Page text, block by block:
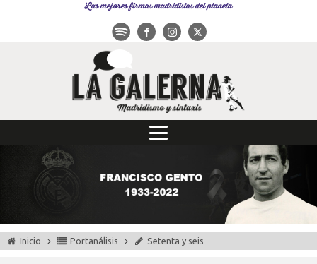
Las mejores firmas madridistas del planeta
Inicio Portanálisis Setenta y seis